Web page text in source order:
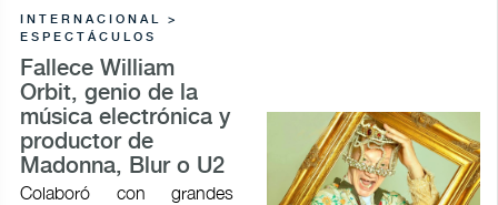
INTERNACIONAL >
ESPECTÁCULOS
Fallece William
Orbit, genio de la
música electrónica y
productor de
Madonna, Blur o U2
Colaboró con grandes